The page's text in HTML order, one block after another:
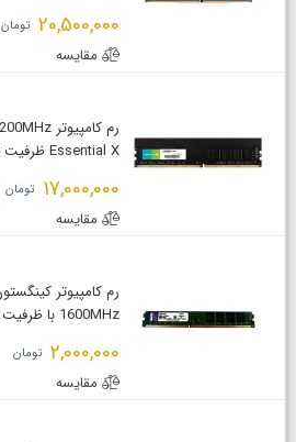
مقایسه
20,500,000 تومان
Essential X ظرفیت 16 گیگابایت
مقایسه
17,000,000 تومان
1600MHz با ظرفیت ۴ گیگابایت
مقایسه
2,000,000 تومان